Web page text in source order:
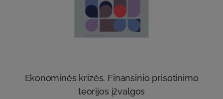
Ekonominės krizės. Finansinio prisotinimo
teorijos įžvalgos